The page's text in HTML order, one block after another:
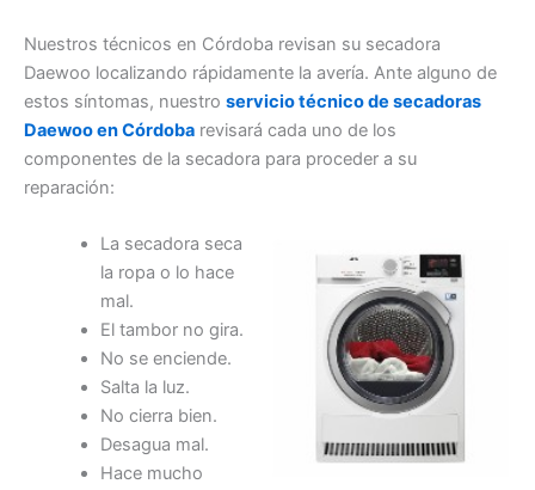
Nuestros técnicos en Córdoba revisan su secadora
Daewoo localizando rápidamente la avería. Ante alguno de
estos síntomas, nuestro servicio técnico de secadoras
Daewoo en Córdoba revisará cada uno de los
componentes de la secadora para proceder a su
reparación:
La secadora seca
la ropa o lo hace
mal.
El tambor no gira.
No se enciende.
Salta la luz.
No cierra bien.
Desagua mal.
Hace mucho